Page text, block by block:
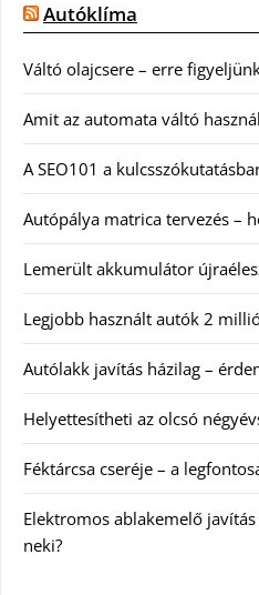
Autóklíma
Váltó olajcsere – erre
Amit az automata váltó
A SEO101 a
Autópálya matrica tervezés –
Lemerült akkumulátor
Legjobb használt autók 2
Autólakk javítás házilag –
Helyettesítheti az olcsó
Féktárcsa cseréje – a
Elektromos ablakemelő
neki?